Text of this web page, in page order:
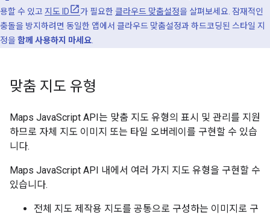
용할 수 있고 지도 ID 가 필요한 클라우드 맞춤설정을 살펴보세요. 잠재적인
충돌을 방지하려면 동일한 앱에서 클라우드 맞춤설정과 하드코딩된 스타일 지
정을 함께 사용하지 마세요
맞춤 지도 유형
Maps JavaScript API는 맞춤 지도 유형의 표시 및 관리를 지원
하므로 자체 지도 이미지 또는 타일 오버레이를 구현할 수 있습
니다.
Maps JavaScript API 내에서 여러 가지 지도 유형을 구현할 수
있습니다.
전체 지도 제작용 지도를 공통으로 구성하는 이미지로 구